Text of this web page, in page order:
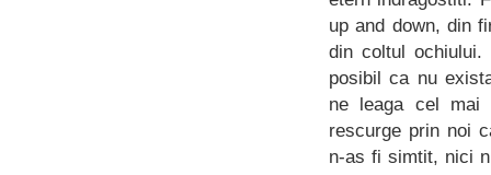
up and down, din
din coltul
posibil ca nu
ne leaga cel
rescurge prin noi
n-as fi simtit, nici